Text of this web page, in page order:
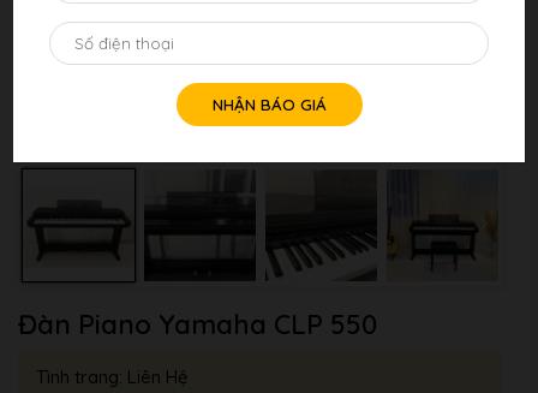
Đàn Piano Yamaha CLP 550
Tình trang: Liên Hệ